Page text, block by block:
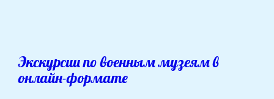
Экскурсии по военным музеям в
онлайн-формате